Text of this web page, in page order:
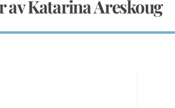
Katarina Areskoug